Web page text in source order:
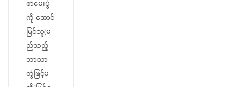
စာမေးပွဲ
ကို အောင်
မြင်သူ(မ
ည်သည့်
ဘာသာ
တွဲဖြင့်မ